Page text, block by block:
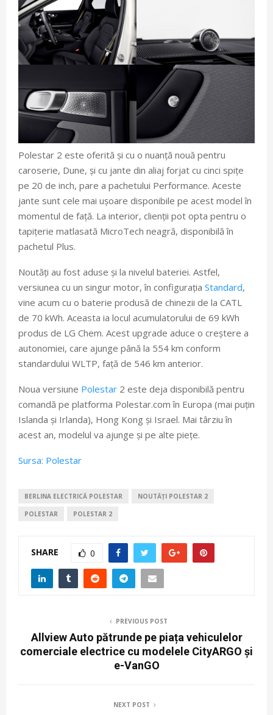
Polestar 2 este oferită și cu o nuanță nouă pentru
caroserie, Dune, și cu jante din aliaj forjat cu cinci spițe
pe 20 de inch, pare a pachetului Performance. Aceste
jante sunt cele mai ușoare disponibile pe acest model în
momentul de față. La interior, clienții pot opta pentru o
tapițerie matlasată MicroTech neagră, disponibilă în
pachetul Plus.
Noutăți au fost aduse și la nivelul bateriei. Astfel,
versiunea cu un singur motor, în configurația Standard,
vine acum cu o baterie produsă de chinezii de la CATL
de 70 kWh. Aceasta ia locul acumulatorului de 69 kWh
produs de LG Chem. Acest upgrade aduce o creștere a
autonomiei, care ajunge până la 554 km conform
standardului WLTP, față de 546 km anterior.
Noua versiune Polestar 2 este deja disponibilă pentru
comandă pe platforma Polestar.com în Europa (mai puțin
Islanda și Irlanda), Hong Kong și Israel. Mai târziu în
acest an, modelul va ajunge și pe alte piețe.
Sursa: Polestar
BERLINA ELECTRICĂ POLESTAR NOUTĂȚI POLESTAR 2
POLESTAR POLESTAR 2
SHARE 0
PREVIOUS POST
Allview Auto pătrunde pe piața vehiculelor
comerciale electrice cu modelele CityARGO și
e-VanGO
NEXT POST